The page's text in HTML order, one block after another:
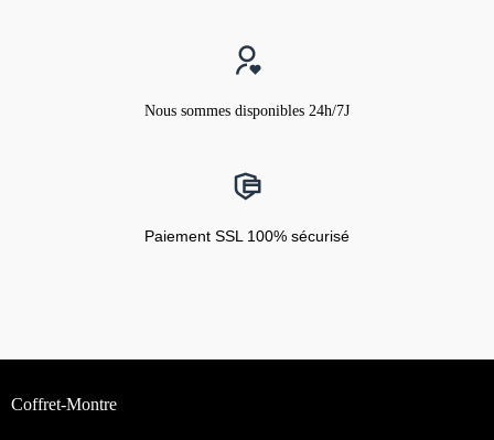
Nous sommes disponibles 24h/7J
Paiement SSL 100% sécurisé
Coffret-Montre